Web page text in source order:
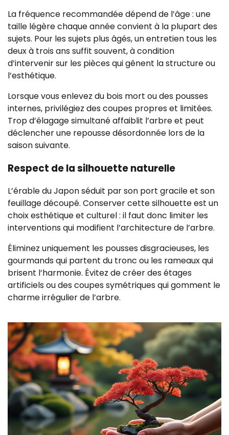
La fréquence recommandée dépend de l’âge : une
taille légère chaque année convient à la plupart des
sujets. Pour les sujets plus âgés, un entretien tous les
deux à trois ans suffit souvent, à condition
d’intervenir sur les pièces qui gênent la structure ou
l’esthétique.
Lorsque vous enlevez du bois mort ou des pousses
internes, privilégiez des coupes propres et limitées.
Trop d’élagage simultané affaiblit l’arbre et peut
déclencher une repousse désordonnée lors de la
saison suivante.
Respect de la silhouette naturelle
L’érable du Japon séduit par son port gracile et son
feuillage découpé. Conserver cette silhouette est un
choix esthétique et culturel : il faut donc limiter les
interventions qui modifient l’architecture de l’arbre.
Éliminez uniquement les pousses disgracieuses, les
gourmands qui partent du tronc ou les rameaux qui
brisent l’harmonie. Évitez de créer des étages
artificiels ou des coupes symétriques qui gomment le
charme irrégulier de l’arbre.